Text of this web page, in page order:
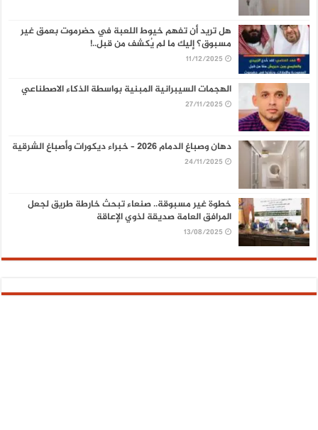
هل تريد أن تفهم خيوط اللعبة في حضرموت بعمق غير
مسبوق؟ إليك ما لم يُكشف من قبل..!
11/12/2025
الهجمات السيبرانية المبنية بواسطة الذكاء الاصطناعي
27/11/2025
دهان وصباغ الدمام 2026 – خبراء ديكورات وأصباغ الشرقية
24/11/2025
خطوة غير مسبوقة.. صنعاء تبحث خارطة طريق لجعل
المرافق العامة صديقة لذوي الإعاقة
13/08/2025